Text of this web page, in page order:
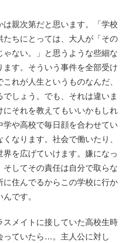
親次第だと思います。「学校
たちにとっては、大人が「その
ゃない。」と思うような些細な
ます。そういう事件を全部受け
れが人生というものなんだ、
しょう。でも、それは違いま
それを教えてもいいかもしれ
学や高校で毎日顔を合わせてい
なります。社会で働いたり、
を広げていけます。嫌になっ
してその責任は自分で取らな
に住んでるからこの学校に行か
です。
メイトに接していた高校生時
っていたら…。主人公に対し